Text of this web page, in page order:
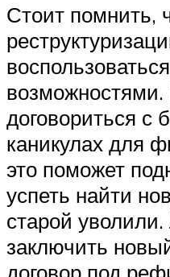
Стоит помнить,
договориться с
каникулах для
это поможет
успеть найти
старой
заключить
договор под